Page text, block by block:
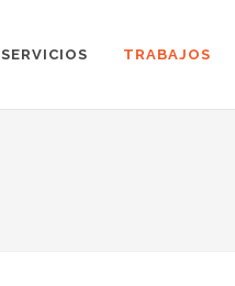
SERVICIOS TRABAJOS